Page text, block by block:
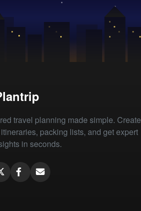
travel planning made simple. Create
packing lists, and get expert
in seconds.